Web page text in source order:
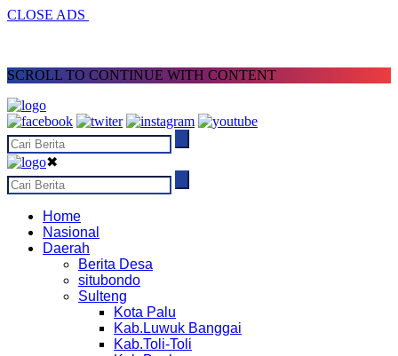
CLOSE ADS
SCROLL TO CONTINUE WITH CONTENT
✖
Home
Nasional
Daerah
Berita Desa
situbondo
Sulteng
Kota Palu
Kab.Luwuk Banggai
Kab.Toli-Toli